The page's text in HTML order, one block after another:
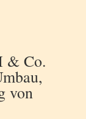
& Co.
von